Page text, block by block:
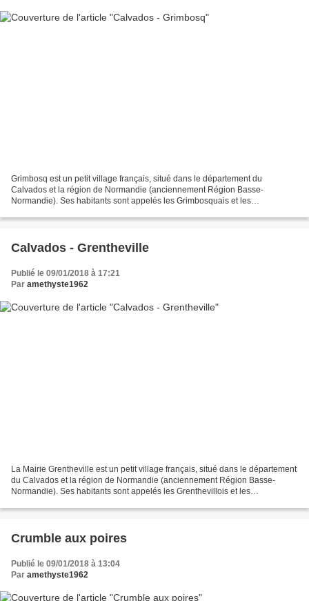
Grimbosq est un petit village français, situé dans le département du
Calvados et la région de Normandie (anciennement Région Basse-
Normandie). Ses habitants sont appelés les Grimbosquais et les
Calvados - Grentheville
Publié le 09/01/2018 à 17:21
Par amethyste1962
La Mairie Grentheville est un petit village français, situé dans le département
du Calvados et la région de Normandie (anciennement Région Basse-
Normandie). Ses habitants sont appelés les Grenthevillois et les
Crumble aux poires
Publié le 09/01/2018 à 13:04
Par amethyste1962